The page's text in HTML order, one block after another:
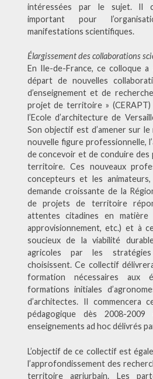
intéressées par le sujet. Il
important pour
manifestations scientifiques.
Élargissement des collaborations
En Ile-de-France, ce colloque
départ de nouvelles
d’enseignement et de
projet de territoire »
l’Ecole d’architecture de
Son objectif est d’amener sur
nouvelle figure professionnelle,
de concevoir et de conduire des
territoire. Ces nouveaux
concepteurs et les
demande croissante de la
de projets de territoire
attentes citadines en matière
approvisionnement, etc.) et à
soucieux de la viabilité
agricoles par les stratégies
choisissent. Ce collectif
formation nécessaires aux
formations initiales
d’architectes. Il commencera
pédagogique dès 2008-
enseignements ad hoc délivrés
L’objectif de ce collectif est
l’approfondissement des
territoire agriurbain. Les